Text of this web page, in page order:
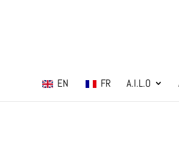
EN FR A.I.L.O